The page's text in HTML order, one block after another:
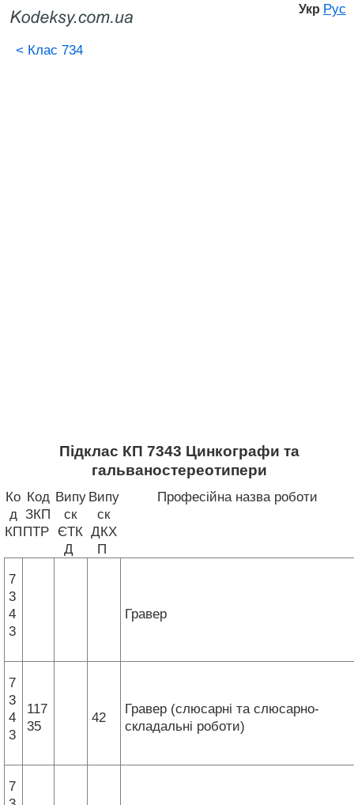
Укр Рус
< Клас 734
Підклас КП 7343 Цинкографи та
гальваностереотипери
Ко
д
КП
Код
ЗКП
ПТР
Випу
ск
ЄТК
Д
Випу
ск
ДКХ
П
Професійна назва роботи
7
3
4
3
Гравер
7
3
4
3
117
35
42
Гравер (слюсарні та слюсарно-
складальні роботи)
7